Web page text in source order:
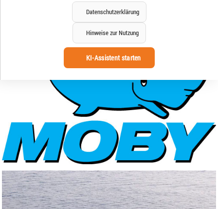
Datenschutzerklärung
Hinweise zur Nutzung
KI-Assistent starten